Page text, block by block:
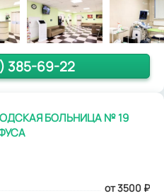
385-69-22
БОЛЬНИЦА № 19
от 3500 ₽